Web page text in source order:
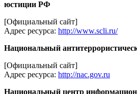
юстиции РФ
[Официальный сайт]
Адрес ресурса: http://www.scli.ru/
Национальный
[Официальный сайт]
Адрес ресурса: http://nac.gov.ru
Национальный центр